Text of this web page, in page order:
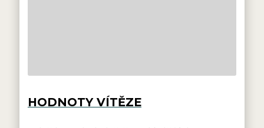
HODNOTY VÍTĚZE